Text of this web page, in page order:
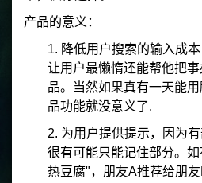
产品的意义：
1. 降低用户搜索的输入成
让用户最懒惰还能帮他把
品。当然如果真有一天能
品功能就没意义了.
2. 为用户提供提示，因为
很有可能只能记住部分。
热豆腐"，朋友A推荐给朋